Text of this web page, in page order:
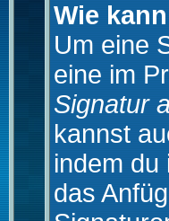
Wie
Um eine
eine im
Signatur
kannst
indem du
das